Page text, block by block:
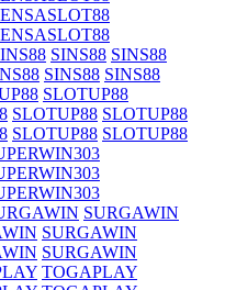
SINS88 SINS88
SINS88 SINS88
SLOTUP88
SLOTUP88 SLOTUP88
SLOTUP88 SLOTUP88
SURGAWIN
SURGAWIN
SURGAWIN
TOGAPLAY